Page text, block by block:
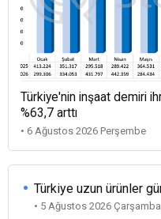
Türkiye'nin inşaat demiri
%63,7 arttı
• 6 Ağustos 2026 Perşembe
Türkiye uzun ürünler
• 5 Ağustos 2026 Çarşamba